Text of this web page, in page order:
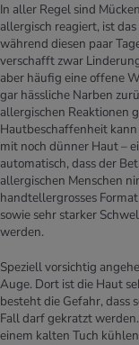
In aller Regel sind
allergisch reagiert, ist
während diesen paar
verschafft zwar
aber häufig eine offene
gar hässliche Narben
allergischen Reaktionen
Hautbeschaffenheit
mit noch dünner Haut –
automatisch, dass der
allergischen Menschen
handtellergrosses
sowie sehr starker
werden.
Speziell vorsichtig
Auge. Dort ist die Haut
besteht die Gefahr, dass
Fall darf gekratzt
einem kalten Tuch